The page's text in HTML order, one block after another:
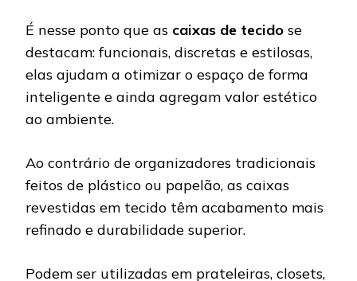
É nesse ponto que as caixas de tecido se
destacam: funcionais, discretas e estilosas,
elas ajudam a otimizar o espaço de forma
inteligente e ainda agregam valor estético
ao ambiente.
Ao contrário de organizadores tradicionais
feitos de plástico ou papelão, as caixas
revestidas em tecido têm acabamento mais
refinado e durabilidade superior.
Podem ser utilizadas em prateleiras, closets,